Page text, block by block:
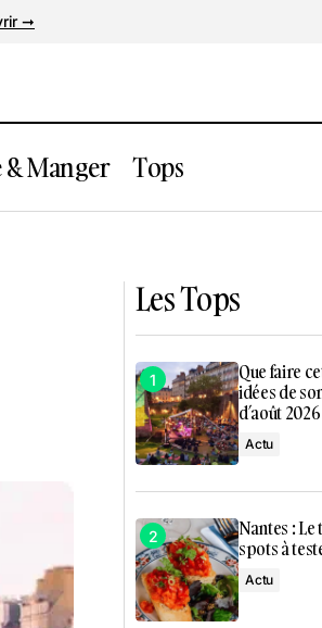
➞
Manger Tops
Les Tops
Que faire
idées de
d’août
Actu
Nantes :
spots à
Actu